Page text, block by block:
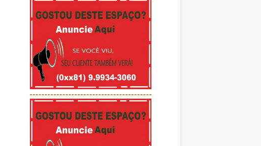
-----------------------------------------